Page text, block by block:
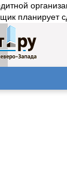
планирует